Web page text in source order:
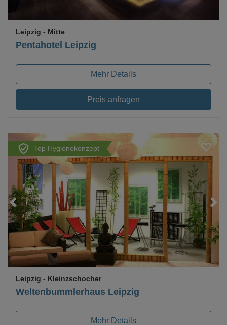
Pentahotel Leipzig
Leipzig - Mitte
Mehr Details
Preis anfragen
Top Hygienekonzept
Loading...
Weltenbummlerhaus Leipzig
Leipzig - Kleinzschocher
Mehr Details